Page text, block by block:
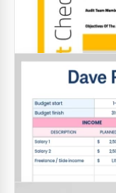
Modello di
Elegantemente
cercano
Harvard è
carriera raffinata.